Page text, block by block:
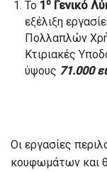
Το 1ο Γενικό
εξέλιξη
Πολλαπλών
Κτιριακές
ύψους 71.000
Οι εργασίες
κουφωμάτων και